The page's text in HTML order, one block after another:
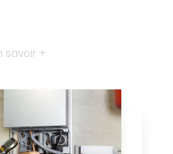
savoir +